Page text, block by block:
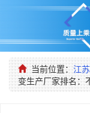
当前位置：江
变生产厂家排名：